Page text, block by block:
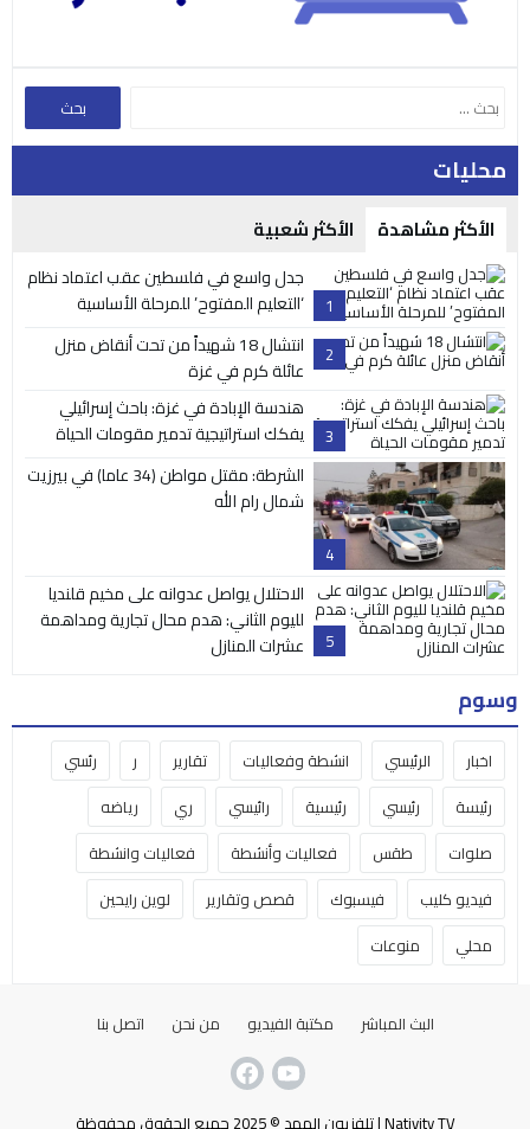
محليات
الأكثر مشاهدة الأكثر شعبية
1
جدل واسع في فلسطين عقب اعتماد نظام
‘التعليم المفتوح’ للمرحلة الأساسية
2
انتشال 18 شهيداً من تحت أنقاض منزل
عائلة كرم في غزة
3
هندسة الإبادة في غزة: باحث إسرائيلي
يفكك استراتيجية تدمير مقومات الحياة
4
الشرطة: مقتل مواطن (34 عاما) في بيرزيت
شمال رام الله
5
الاحتلال يواصل عدوانه على مخيم قلنديا
لليوم الثاني: هدم محال تجارية ومداهمة
عشرات المنازل
وسوم
اخبار الرئيسي انشطة وفعاليات تقارير ر
رئسي
رئيسة
رئيسي رئيسية رائيسي ري
رياضه
صلوات
طقس فعاليات وأنشطة
فعاليات وانشطة
فيديو كليب
فيسبوك قصص وتقارير
لوين رايحين
محلي
منوعات
البث المباشر مكتبة الفيديو من نحن اتصل بنا
Nativity TV | تلفزيون المهد © 2025 جميع الحقوق محفوظة